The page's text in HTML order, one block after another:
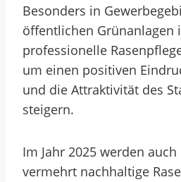
Besonders in
öffentlichen Grünanlagen
professionelle
um einen positiven
und die Attraktivität des
steigern.
Im Jahr 2025 werden auch
vermehrt nachhaltige